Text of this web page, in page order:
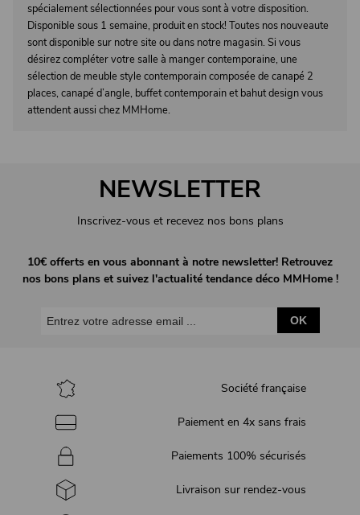
spécialement sélectionnées pour vous sont à votre disposition.
Disponible sous 1 semaine, produit en stock! Toutes nos nouveaute
sont disponible sur notre site ou dans notre magasin. Si vous
désirez compléter votre salle à manger contemporaine, une
sélection de meuble style contemporain composée de canapé 2
places, canapé d’angle, buffet contemporain et bahut design vous
attendent aussi chez MMHome.
NEWSLETTER
Inscrivez-vous et recevez nos bons plans
10€ offerts en vous abonnant à notre newsletter! Retrouvez
nos bons plans et suivez l'actualité tendance déco MMHome !
OK
Société française
Paiement en 4x sans frais
Paiements 100% sécurisés
Livraison sur rendez-vous